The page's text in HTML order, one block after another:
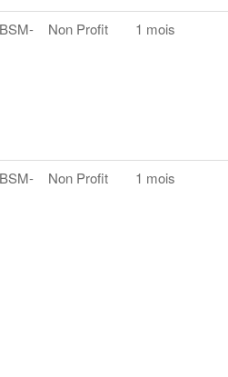
Non Profit 1 mois
Non Profit 1 mois